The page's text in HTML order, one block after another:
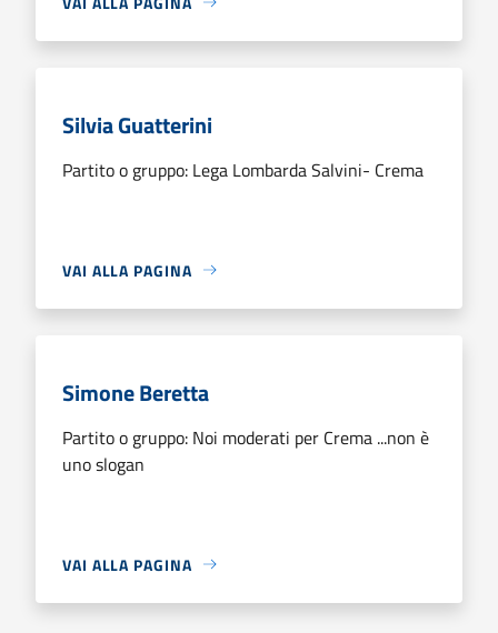
Silvia Guatterini
Partito o gruppo: Lega Lombarda Salvini- Crema
VAI ALLA PAGINA
Simone Beretta
Partito o gruppo: Noi moderati per Crema ...non è
uno slogan
VAI ALLA PAGINA